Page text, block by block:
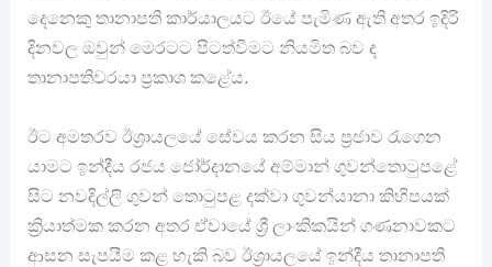
දෙනෙකු තානාපති කාර්යාලයට ඊයේ පැමිණ ඇති අතර ඉදිරි
දිනවල ඔවුන් මෙරටට පිටත්වීමට නියමිත බව ද
තානාපතිවරයා ප්‍රකාශ කළේය.
ඊට අමතරව ඊශ්‍රායලයේ සේවය කරන සිය ප්‍රජාව රැගෙන
යාමට ඉන්දීය රජය ජෝර්දානයේ අම්මාන් ගුවන්තොටුපළේ
සිට නවදිල්ලි ගුවන් තොටුපළ දක්වා ගුවන්යානා කිහිපයක්
ක්‍රියාත්මක කරන අතර ඒවායේ ශ්‍රී ලාංකිකයින් ගණනාවකට
ආසන සැපයීම කළ හැකි බව ඊශ්‍රායලයේ ඉන්දීය තානාපති